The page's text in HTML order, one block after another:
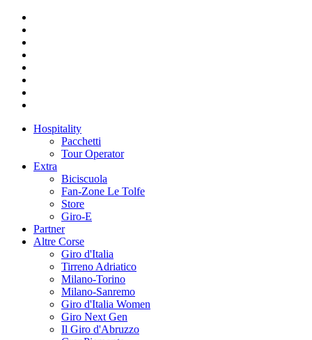
Hospitality
Pacchetti
Tour Operator
Extra
Biciscuola
Fan-Zone Le Tolfe
Store
Giro-E
Partner
Altre Corse
Giro d'Italia
Tirreno Adriatico
Milano-Torino
Milano-Sanremo
Giro d'Italia Women
Giro Next Gen
Il Giro d'Abruzzo